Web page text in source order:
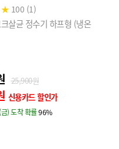
★ 100 (1)
살균 정수기 하프형 (냉온
25,900원
신용카드 할인가
) 도착 확률96%